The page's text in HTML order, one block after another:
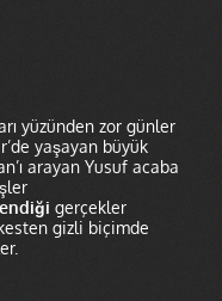
yüzünden zor günler
yaşayan büyük
arayan Yusuf acaba
gerçekler
gizli biçimde